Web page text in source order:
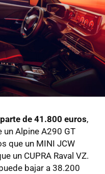
de 41.800 euros,
Alpine A290 GT
que un MINI JCW
un CUPRA Raval VZ.
bajar a 38.200